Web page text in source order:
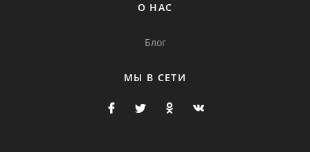
О НАС
Блог
МЫ В СЕТИ